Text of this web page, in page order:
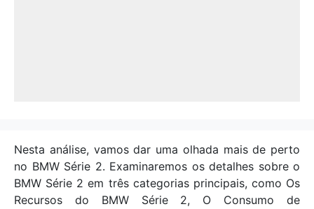
Nesta análise, vamos dar uma olhada mais de perto
no BMW Série 2. Examinaremos os detalhes sobre o
BMW Série 2 em três categorias principais, como Os
Recursos do BMW Série 2, O Consumo de